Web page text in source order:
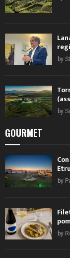
by
by
GOURMET
by
by